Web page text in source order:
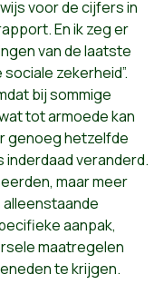
voor de cijfers in
En ik zeg er
van de laatste
zekerheid”.
bij sommige
tot armoede kan
genoeg hetzelfde
inderdaad veranderd.
maar meer
aanpak,
maatregelen
te krijgen.